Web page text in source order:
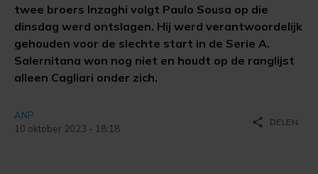
twee broers Inzaghi volgt Paulo Sousa op die
dinsdag werd ontslagen. Hij werd verantwoordelijk
gehouden voor de slechte start in de Serie A.
Salernitana won nog niet en houdt op de ranglijst
alleen Cagliari onder zich.
ANP
10 oktober 2023 - 18:18
share DELEN